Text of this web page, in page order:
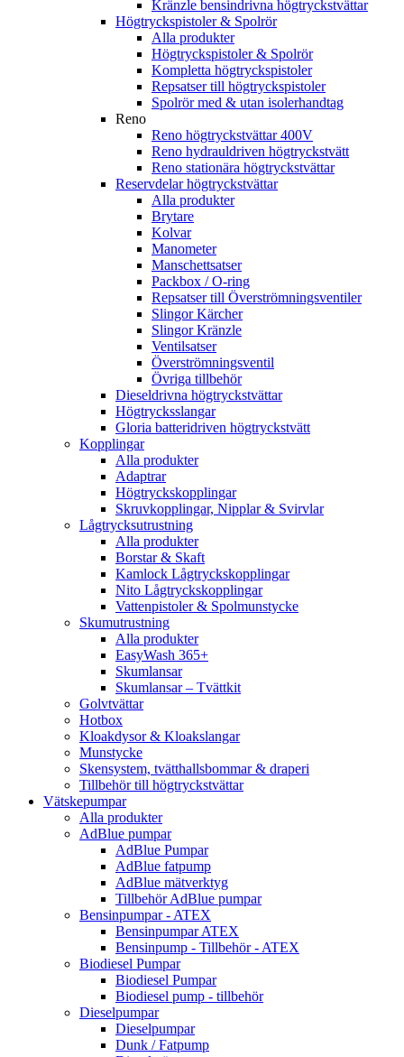
Kränzle bensindrivna högtryckstvättar
Högtryckspistoler & Spolrör
Alla produkter
Högtryckspistoler & Spolrör
Kompletta högtryckspistoler
Repsatser till högtryckspistoler
Spolrör med & utan isolerhandtag
Reno
Reno högtryckstvättar 400V
Reno hydrauldriven högtryckstvätt
Reno stationära högtryckstvättar
Reservdelar högtryckstvättar
Alla produkter
Brytare
Kolvar
Manometer
Manschettsatser
Packbox / O-ring
Repsatser till Överströmningsventiler
Slingor Kärcher
Slingor Kränzle
Ventilsatser
Överströmningsventil
Övriga tillbehör
Dieseldrivna högtryckstvättar
Högtrycksslangar
Gloria batteridriven högtryckstvätt
Kopplingar
Alla produkter
Adaptrar
Högtryckskopplingar
Skruvkopplingar, Nipplar & Svirvlar
Lågtrycksutrustning
Alla produkter
Borstar & Skaft
Kamlock Lågtryckskopplingar
Nito Lågtryckskopplingar
Vattenpistoler & Spolmunstycke
Skumutrustning
Alla produkter
EasyWash 365+
Skumlansar
Skumlansar – Tvättkit
Golvtvättar
Hotbox
Kloakdysor & Kloakslangar
Munstycke
Skensystem, tvätthallsbommar & draperi
Tillbehör till högtryckstvättar
Vätskepumpar
Alla produkter
AdBlue pumpar
AdBlue Pumpar
AdBlue fatpump
AdBlue mätverktyg
Tillbehör AdBlue pumpar
Bensinpumpar - ATEX
Bensinpumpar ATEX
Bensinpump - Tillbehör - ATEX
Biodiesel Pumpar
Biodiesel Pumpar
Biodiesel pump - tillbehör
Dieselpumpar
Dieselpumpar
Dunk / Fatpump